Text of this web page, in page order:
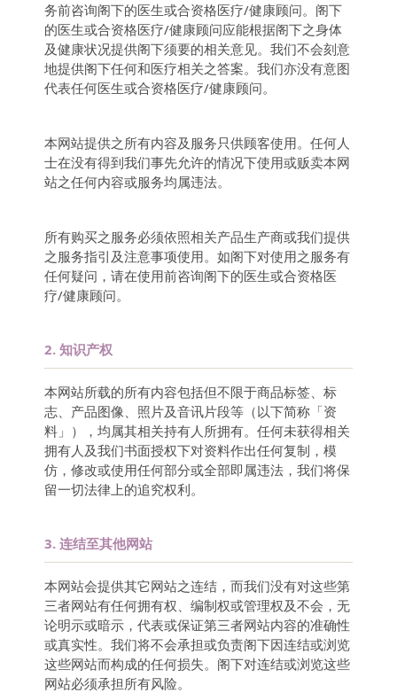
务前咨询阁下的医生或合资格医疗/健康顾问。阁下
的医生或合资格医疗/健康顾问应能根据阁下之身体
及健康状况提供阁下须要的相关意见。我们不会刻意
地提供阁下任何和医疗相关之答案。我们亦没有意图
代表任何医生或合资格医疗/健康顾问。
本网站提供之所有内容及服务只供顾客使用。任何人
士在没有得到我们事先允许的情况下使用或贩卖本网
站之任何内容或服务均属违法。
所有购买之服务必须依照相关产品生产商或我们提供
之服务指引及注意事项使用。如阁下对使用之服务有
任何疑问，请在使用前咨询阁下的医生或合资格医
疗/健康顾问。
2. 知识产权
本网站所载的所有内容包括但不限于商品标签、标
志、产品图像、照片及音讯片段等（以下简称「资
料」），均属其相关持有人所拥有。任何未获得相关
拥有人及我们书面授权下对资料作出任何复制，模
仿，修改或使用任何部分或全部即属违法，我们将保
留一切法律上的追究权利。
3. 连结至其他网站
本网站会提供其它网站之连结，而我们没有对这些第
三者网站有任何拥有权、编制权或管理权及不会，无
论明示或暗示，代表或保证第三者网站内容的准确性
或真实性。我们将不会承担或负责阁下因连结或浏览
这些网站而构成的任何损失。阁下对连结或浏览这些
网站必须承担所有风险。